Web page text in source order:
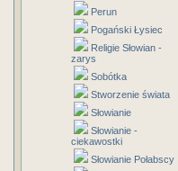
Perun
Pogański Łysiec
Religie Słowian -
zarys
Sobótka
Stworzenie świata
Słowianie
Słowianie -
ciekawostki
Słowianie Połabscy